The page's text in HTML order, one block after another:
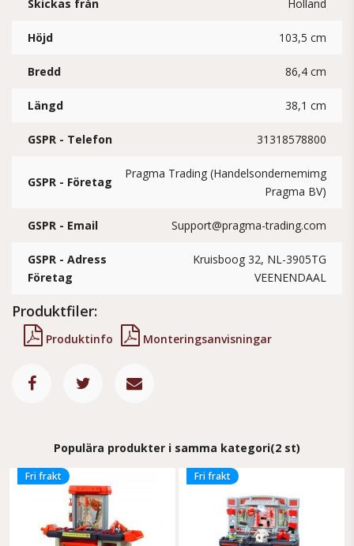
Skickas från Holland
Höjd 103,5 cm
Bredd 86,4 cm
Längd 38,1 cm
GSPR - Telefon 31318578800
GSPR - Företag
Pragma Trading (Handelsondernemimg
Pragma BV)
GSPR - Email Support@pragma-trading.com
GSPR - Adress
Företag
Kruisboog 32, NL-3905TG
VEENENDAAL
Produktfiler:
Produktinfo Monteringsanvisningar
Populära produkter i samma kategori(2 st)
Fri frakt Fri frakt